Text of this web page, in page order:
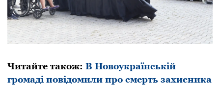
Читайте такoж: В Новоукраїнській
громаді повідомили про смерть захисника